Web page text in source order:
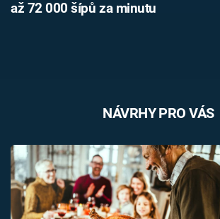
až 72 000 šípů za minutu
NÁVRHY PRO VÁS